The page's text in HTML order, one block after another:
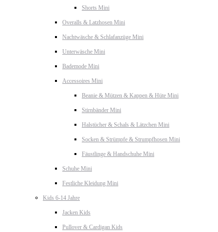
Shorts Mini
Overalls & Latzhosen Mini
Nachtwäsche & Schlafanzüge Mini
Unterwäsche Mini
Bademode Mini
Accessoires Mini
Beanie & Mützen & Kappen & Hüte Mini
Stirnbänder Mini
Halstücher & Schals & Lätzchen Mini
Socken & Strümpfe & Strumpfhosen Mini
Fäustlinge & Handschuhe Mini
Schuhe Mini
Festliche Kleidung Mini
Kids 6-14 Jahre
Jacken Kids
Pullover & Cardigan Kids